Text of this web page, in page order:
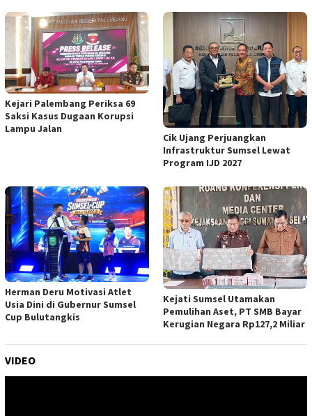
Kejari Palembang Periksa 69
Saksi Kasus Dugaan Korupsi
Lampu Jalan
Cik Ujang Perjuangkan
Infrastruktur Sumsel Lewat
Program IJD 2027
Herman Deru Motivasi Atlet
Usia Dini di Gubernur Sumsel
Cup Bulutangkis
Kejati Sumsel Utamakan
Pemulihan Aset, PT SMB Bayar
Kerugian Negara Rp127,2 Miliar
VIDEO